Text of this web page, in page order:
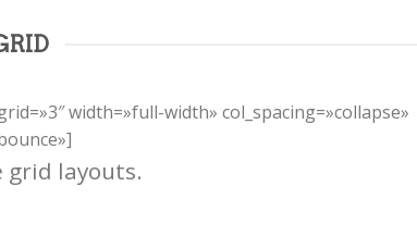
width=»full-width» col_spacing=»collapse»
grid layouts.